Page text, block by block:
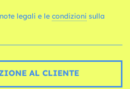
legali e le condizioni
AL CLIENTE